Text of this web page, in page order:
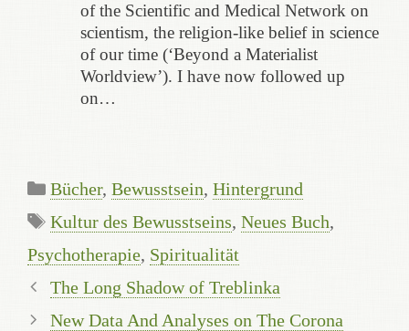
of the Scientific and Medical Network on
scientism, the religion-like belief in science
of our time (‘Beyond a Materialist
Worldview’). I have now followed up
on…
Categories
Bücher, Bewusstsein, Hintergrund
Tags
Kultur des Bewusstseins, Neues Buch,
Psychotherapie, Spiritualität
The Long Shadow of Treblinka
New Data And Analyses on The Corona